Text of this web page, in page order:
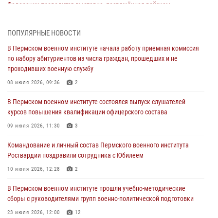
Федерации проводится выставка, посвящённая войскам
Командование и личный состав Пермского военного института
Росгвардии поздравили сотрудника с Юбилеем
10 июля 2026, 12:28 2
курсов повышения квалификации офицерского состава
09 июля 2026, 11:30 3
по набору абитуриентов из числа граждан, прошедших и не
проходивших военную службу
08 июля 2026, 09:36 2
Военнослужащие Пермского военного института приняли участие в
чемпионате войск национальной гвардии Российской Федерации по
боксу
ПОПУЛЯРНЫЕ НОВОСТИ
В Пермском военном институте начала работу приемная комиссия
по набору абитуриентов из числа граждан, прошедших и не
проходивших военную службу
08 июля 2026, 09:36 2
В Пермском военном институте состоялся выпуск слушателей
курсов повышения квалификации офицерского состава
09 июля 2026, 11:30 3
Командование и личный состав Пермского военного института
Росгвардии поздравили сотрудника с Юбилеем
10 июля 2026, 12:28 2
В Пермском военном институте прошли учебно-методические
сборы с руководителями групп военно-политической подготовки
23 июля 2026, 12:00 12